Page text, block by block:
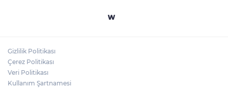
Yapay zekada onlarca uygulamanın
Gizlilik Politikası
Çerez Politikası
Veri Politikası
Kullanım Şartnamesi